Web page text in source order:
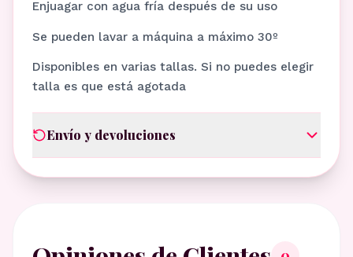
Enjuagar con agua fría después de su uso
Se pueden lavar a máquina a máximo 30º
Disponibles en varias tallas. Si no puedes elegir
talla es que está agotada
Envío y devoluciones